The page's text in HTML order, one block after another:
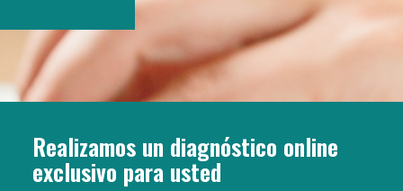
Realizamos un diagnóstico online
exclusivo para usted